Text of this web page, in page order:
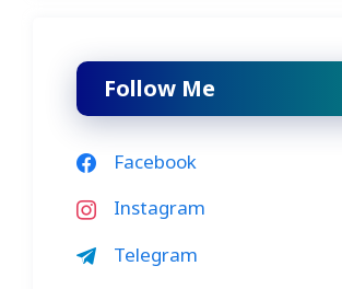
Follow Me
Facebook
Instagram
Telegram